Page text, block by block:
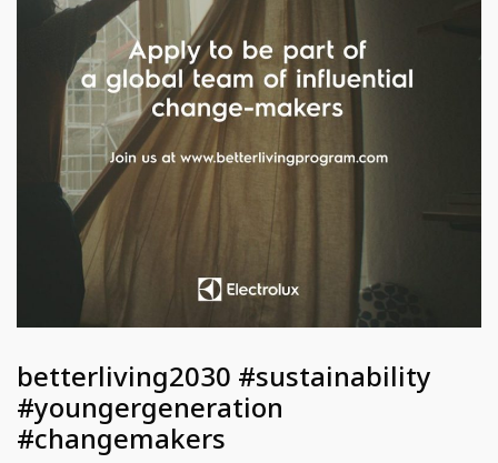
betterliving2030 #sustainability
#youngergeneration
#changemakers